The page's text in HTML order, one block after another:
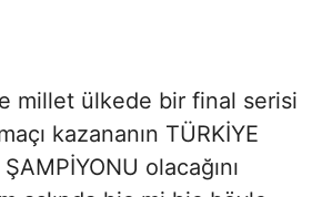
millet ülkede bir final serisi
kazananın TÜRKİYE
olacağını